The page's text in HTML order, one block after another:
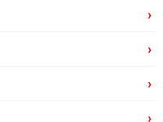
›
›
›
›